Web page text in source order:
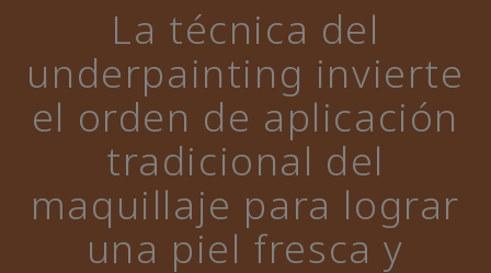
La técnica del
underpainting invierte
el orden de aplicación
tradicional del
maquillaje para lograr
una piel fresca y